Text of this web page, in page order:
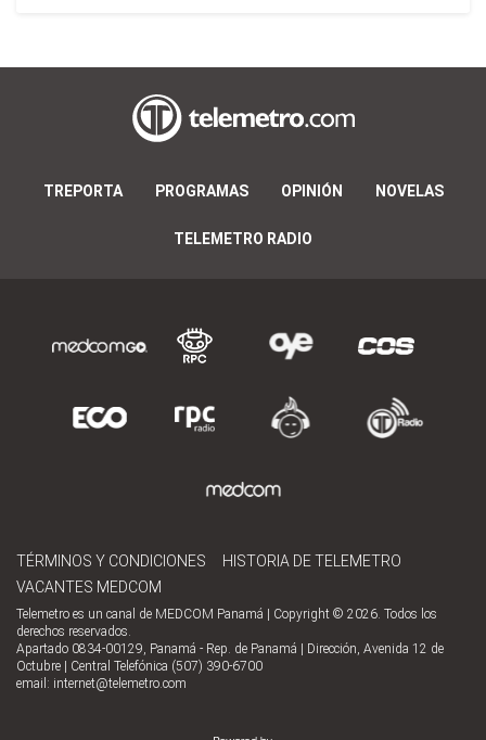
TREPORTA PROGRAMAS OPINIÓN NOVELAS
TELEMETRO RADIO
TÉRMINOS Y CONDICIONES
HISTORIA DE TELEMETRO
VACANTES MEDCOM
Telemetro es un canal de MEDCOM Panamá | Copyright © 2026. Todos los
derechos reservados.
Apartado 0834-00129, Panamá - Rep. de Panamá | Dirección, Avenida 12 de
Octubre | Central Telefónica (507) 390-6700
email: internet@telemetro.com